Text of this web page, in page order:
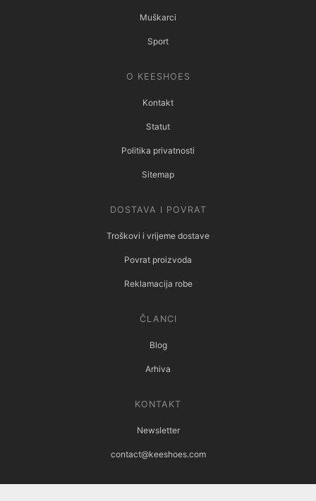
Muškarci
Sport
O KEESHOES
Kontakt
Statut
Politika privatnosti
Sitemap
DOSTAVA I POVRAT
Troškovi i vrijeme dostave
Povrat proizvoda
Reklamacija robe
ČLANCI
Blog
Arhiva
KONTAKT
Newsletter
contact@keeshoes.com